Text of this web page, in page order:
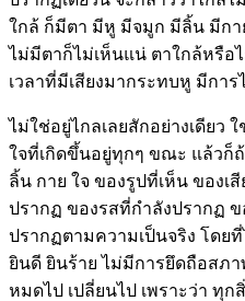
ใกล้ ก็มีตา มีหู มีจมูก มีลิ้น มีกา
ไม่มีตาก็ไม่เห็นแน่ ตาใกล้หรือ
เวลาที่มีเสียงมากระทบหู มีกา
ไม่ใช่อยู่ไกลเลยสักอย่างเดียว
ใจที่เกิดขึ้นอยู่ทุกๆ ขณะ แล้วก็
ลิ้น กาย ใจ ของรูปที่เห็น ของเ
ปรากฏ ของรสที่กำลังปรากฏ
ปรากฏตามความเป็นจริง โด
ยินดี ยินร้าย ไม่มีการยึดถือสภ
หมดไป เปลี่ยนไป เพราะว่า ทุ